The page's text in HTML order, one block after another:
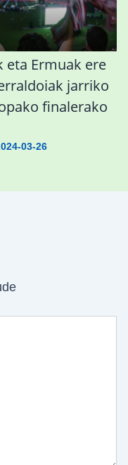
eta Ermuak ere
jarriko
finalerako
03-26